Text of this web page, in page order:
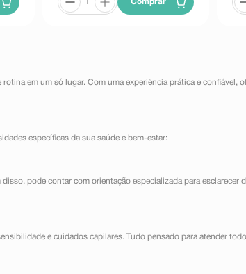
Comprar
em um só lugar. Com uma experiência prática e confiável,
específicas da sua saúde e bem-estar:
pode contar com orientação especializada para esclarecer
e cuidados capilares. Tudo pensado para atender